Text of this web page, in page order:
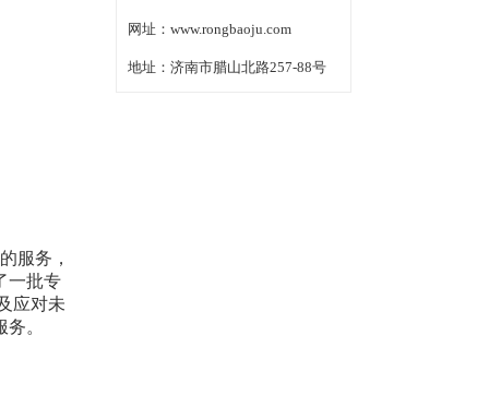
服务，
一批专
应对未
。
网址：www.rongbaoju.com
地址：济南市腊山北路257-88号